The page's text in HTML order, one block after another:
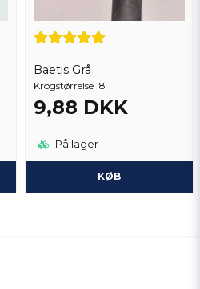
Baetis Grå
Krogstørrelse 18
9,88 DKK
På lager
KØB